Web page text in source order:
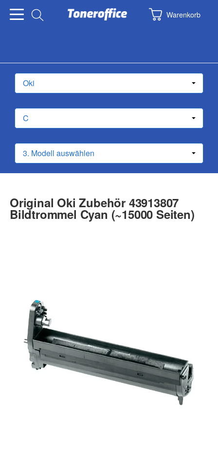
Warenkorb
Original Oki Zubehör 43913807
Bildtrommel Cyan (~15000 Seiten)